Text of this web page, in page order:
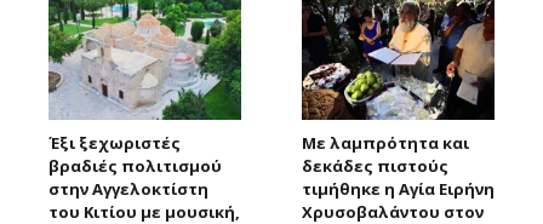
Έξι ξεχωριστές
βραδιές πολιτισμού
στην Αγγελοκτίστη
του Κιτίου με μουσική,
Με λαμπρότητα και
δεκάδες πιστούς
τιμήθηκε η Αγία Ειρήνη
Χρυσοβαλάντου στον